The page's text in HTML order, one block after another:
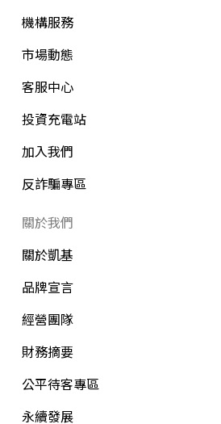
機構服務
市場動態
客服中心
投資充電站
加入我們
反詐騙專區
關於我們
關於凱基
品牌宣言
經營團隊
財務摘要
公平待客專區
永續發展